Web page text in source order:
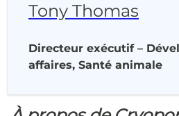
Tony Thomas
Directeur exécutif –
affaires, Santé animale